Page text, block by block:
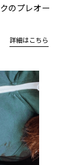
のプレオー
詳細はこちら